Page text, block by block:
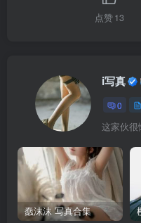
点赞13
i写真
0
这家伙
蠢沫沫 写真合集